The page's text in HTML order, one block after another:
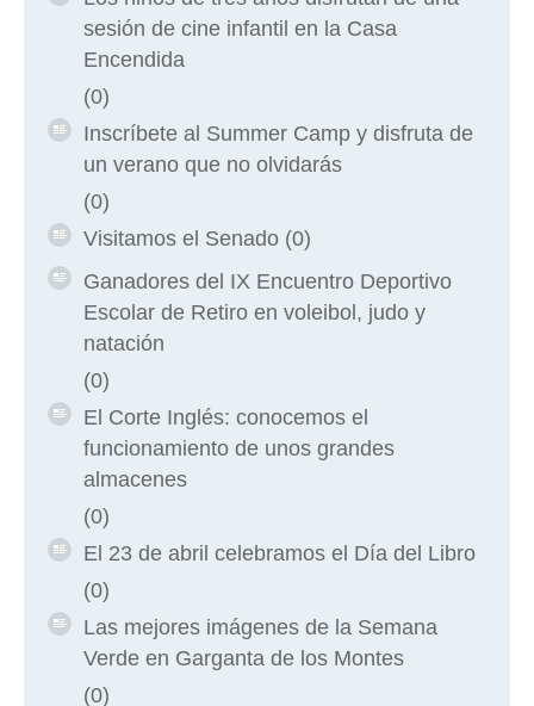
sesión de cine infantil en la Casa
Encendida
(0)
Inscríbete al Summer Camp y disfruta de
un verano que no olvidarás
(0)
Visitamos el Senado (0)
Ganadores del IX Encuentro Deportivo
Escolar de Retiro en voleibol, judo y
natación
(0)
El Corte Inglés: conocemos el
funcionamiento de unos grandes
almacenes
(0)
El 23 de abril celebramos el Día del Libro
(0)
Las mejores imágenes de la Semana
Verde en Garganta de los Montes
(0)